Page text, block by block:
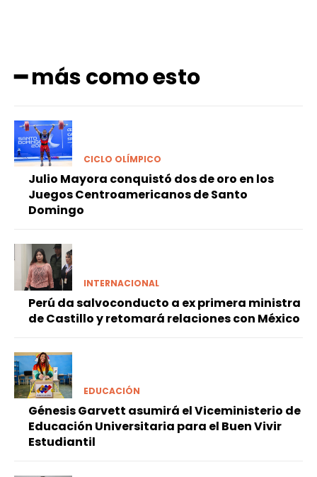
━ más como esto
CICLO OLÍMPICO
Julio Mayora conquistó dos de oro en los
Juegos Centroamericanos de Santo
Domingo
INTERNACIONAL
Perú da salvoconducto a ex primera ministra
de Castillo y retomará relaciones con México
EDUCACIÓN
Génesis Garvett asumirá el Viceministerio de
Educación Universitaria para el Buen Vivir
Estudiantil